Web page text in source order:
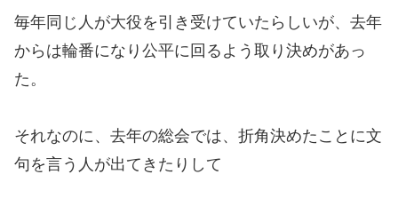
毎年同じ人が大役を引き受けていたらしいが、去年
からは輪番になり公平に回るよう取り決めがあっ
た。
それなのに、去年の総会では、折角決めたことに文
句を言う人が出てきたりして